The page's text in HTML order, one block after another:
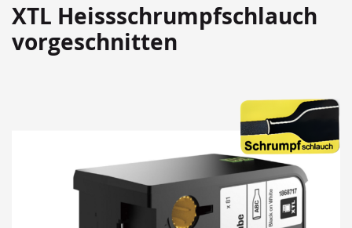
XTL Heissschrumpfschlauch
vorgeschnitten
Bildergalerie